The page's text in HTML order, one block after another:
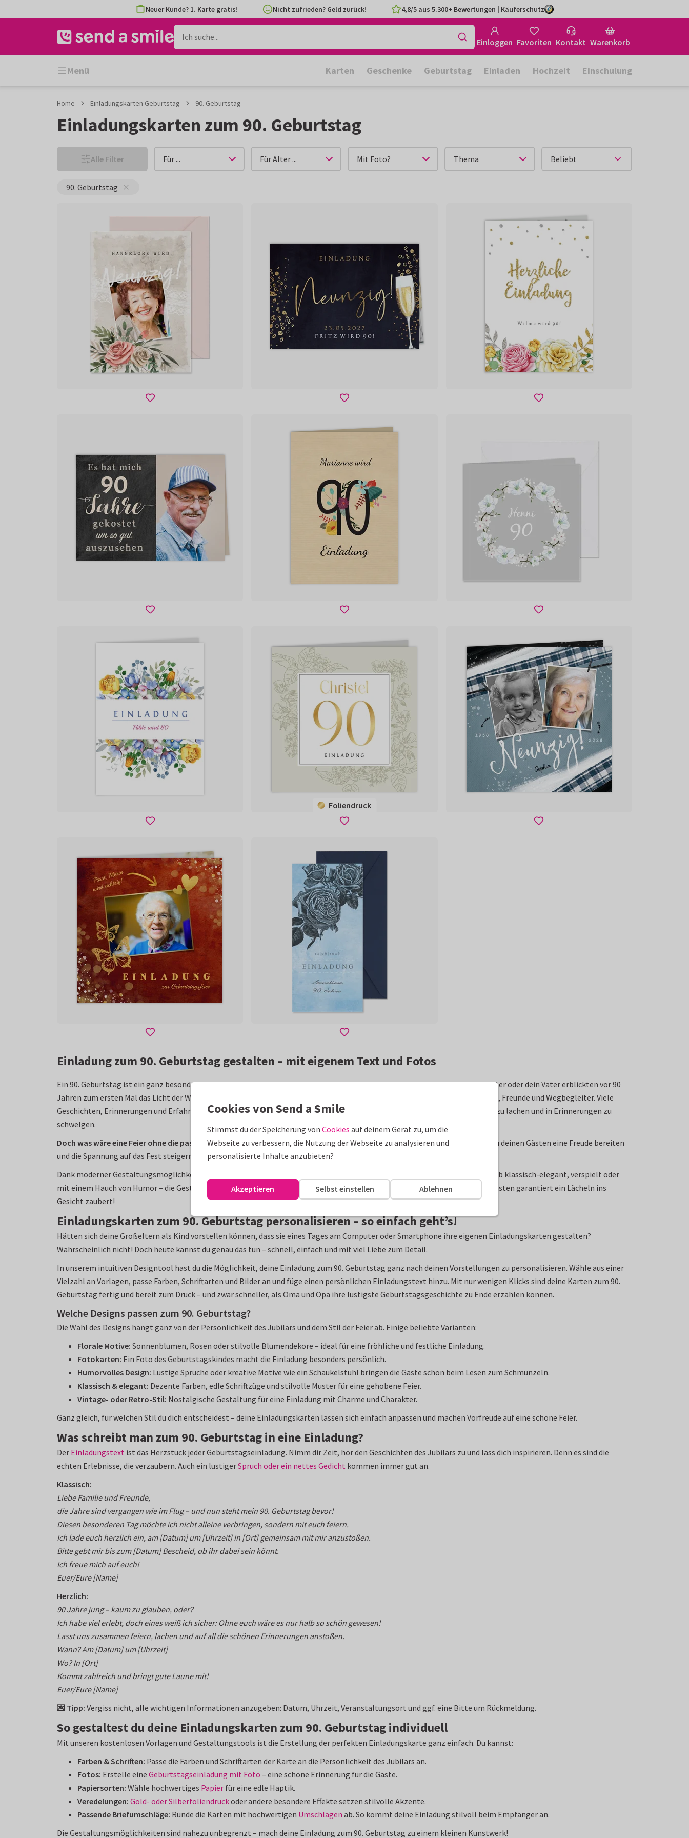
Inhalt
Filter
Neuer Kunde? 1. Karte gratis! Nicht zufrieden? Geld zurück! 4,8/5 aus 5.300+ Bewertungen | Käuferschutz
Einloggen Favoriten Kontakt Warenkorb
Menü Karten Geschenke Geburtstag Einladen Hochzeit Einschulung
Home Einladungskarten Geburtstag 90. Geburtstag
Einladungskarten zum 90. Geburtstag
Alle Filter Für ... Für Alter ... Mit Foto? Thema
90. Geburtstag
Foliendruck
Einladung zum 90. Geburtstag gestalten – mit eigenem Text und Fotos
Ein 90. Geburtstag ist ein ganz besonderes Ereignis, das gebührend gefeiert werden will. Denn deine Oma, dein Opa, deine Mutter oder dein Vater erblickten vor 90
Jahren zum ersten Mal das Licht der Welt. Seit neun Jahrzehnten bereichert das Geburtstagskind nun das Leben seiner Familie, Freunde und Wegbegleiter. Viele
Geschichten, Erinnerungen und Erfahrungen haben sich angesammelt – eine perfekte Gelegenheit, um gemeinsam zu feiern, zu lachen und in Erinnerungen zu
schwelgen.
Doch was wäre eine Feier ohne die passende Einladung zum 90. Geburtstag?Mit stilvollen und persönlichen Karten kannst du deinen Gästen eine Freude bereiten
und die Spannung auf das Fest steigern.
Dank moderner Gestaltungsmöglichkeiten ist es heute so einfach wie nie, individuelle
zu erstellen. Ob klassisch-elegant, verspielt oder
mit einem Hauch von Humor – die Gestaltung liegt ganz in deiner Hand. In wenigen Minuten entsteht eine Karte, die deinen Gästen garantiert ein Lächeln ins
Gesicht zaubert!
Einladungskarten zum 90. Geburtstag personalisieren – so einfach geht’s!
Hätten sich deine Großeltern als Kind vorstellen können, dass sie eines Tages am Computer oder Smartphone ihre eigenen Einladungskarten gestalten?
Wahrscheinlich nicht! Doch heute kannst du genau das tun – schnell, einfach und mit viel Liebe zum Detail.
In unserem intuitiven Designtool hast du die Möglichkeit, deine Einladung zum 90. Geburtstag ganz nach deinen Vorstellungen zu personalisieren. Wähle aus einer
Vielzahl an Vorlagen, passe Farben, Schriftarten und Bilder an und füge einen persönlichen Einladungstext hinzu. Mit nur wenigen Klicks sind deine Karten zum 90.
Geburtstag fertig und bereit zum Druck – und zwar schneller, als Oma und Opa ihre lustigste Geburtstagsgeschichte zu Ende erzählen können.
Welche Designs passen zum 90. Geburtstag?
Die Wahl des Designs hängt ganz von der Persönlichkeit des Jubilars und dem Stil der Feier ab. Einige beliebte Varianten:
Florale Motive: Sonnenblumen, Rosen oder stilvolle Blumendekore – ideal für eine fröhliche und festliche Einladung.
Fotokarten: Ein Foto des Geburtstagskindes macht die Einladung besonders persönlich.
Humorvolles Design: Lustige Sprüche oder kreative Motive wie ein Schaukelstuhl bringen die Gäste schon beim Lesen zum Schmunzeln.
Klassisch & elegant: Dezente Farben, edle Schriftzüge und stilvolle Muster für eine gehobene Feier.
Vintage- oder Retro-Stil: Nostalgische Gestaltung für eine Einladung mit Charme und Charakter.
Ganz gleich, für welchen Stil du dich entscheidest – deine Einladungskarten lassen sich einfach anpassen und machen Vorfreude auf eine schöne Feier.
Was schreibt man zum 90. Geburtstag in eine Einladung?
Der Einladungstext ist das Herzstück jeder Geburtstagseinladung. Nimm dir Zeit, hör den Geschichten des Jubilars zu und lass dich inspirieren. Denn es sind die
echten Erlebnisse, die verzaubern. Auch ein lustigerSpruch oder ein nettes Gedicht kommen immer gut an.
Klassisch:
Liebe Familie und Freunde,
die Jahre sind vergangen wie im Flug – und nun steht mein 90. Geburtstag bevor!
Diesen besonderen Tag möchte ich nicht alleine verbringen, sondern mit euch feiern.
Ich lade euch herzlich ein, am [Datum] um [Uhrzeit] in [Ort] gemeinsam mit mir anzustoßen.
Bitte gebt mir bis zum [Datum] Bescheid, ob ihr dabei sein könnt.
Ich freue mich auf euch!
Euer/Eure [Name]
Herzlich:
90 Jahre jung – kaum zu glauben, oder?
Ich habe viel erlebt, doch eines weiß ich sicher: Ohne euch wäre es nur halb so schön gewesen!
Lasst uns zusammen feiern, lachen und auf all die schönen Erinnerungen anstoßen.
Wann? Am [Datum] um [Uhrzeit]
Wo? In [Ort]
Kommt zahlreich und bringt gute Laune mit!
Euer/Eure [Name]
💌 Tipp: Vergiss nicht, alle wichtigen Informationen anzugeben: Datum, Uhrzeit, Veranstaltungsort und ggf. eine Bitte um Rückmeldung.
So gestaltest du deine Einladungskarten zum 90. Geburtstag individuell
Mit unseren kostenlosen Vorlagen und Gestaltungstools ist die Erstellung der perfekten Einladungskarte ganz einfach. Du kannst:
Farben & Schriften: Passe die Farben und Schriftarten der Karte an die Persönlichkeit des Jubilars an.
Fotos: Erstelle eine Geburtstagseinladung mit Foto – eine schöne Erinnerung für die Gäste.
Papiersorten: Wähle hochwertiges Papier für eine edle Haptik.
Veredelungen: Gold- oder Silberfoliendruckoder andere besondere Effekte setzen stilvolle Akzente.
Passende Briefumschläge: Runde die Karten mit hochwertigen Umschlägen ab. So kommt deine Einladung stilvoll beim Empfänger an.
Die Gestaltungsmöglichkeiten sind nahezu unbegrenzt – mach deine Einladung zum 90. Geburtstag zu einem kleinen Kunstwerk!
Cookies von Send a Smile
Stimmst du der Speicherung von Cookies auf deinem Gerät zu, um die
Webseite zu verbessern, die Nutzung der Webseite zu analysieren und
personalisierte Inhalte anzubieten?
Ablehnen
Selbst einstellen
Akzeptieren